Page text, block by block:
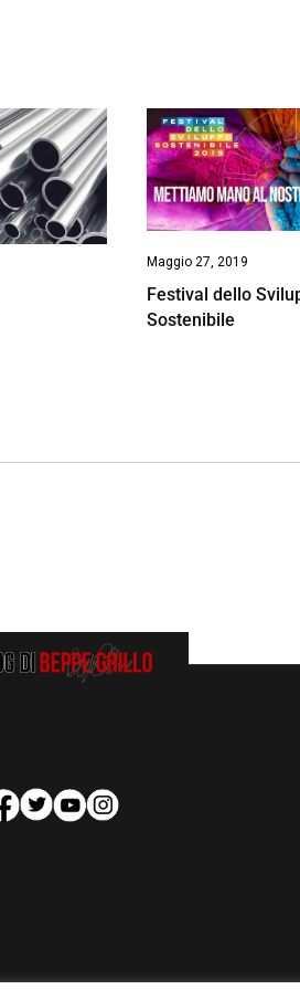
Maggio 27, 2019
Festival dello
Sostenibile